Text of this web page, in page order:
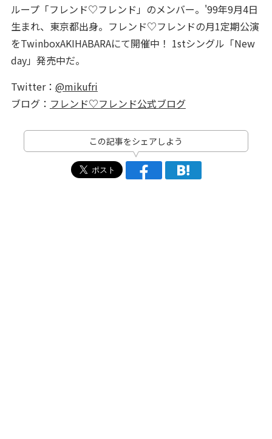
ループ「フレンド♡フレンド」のメンバー。'99年9月4日
生まれ、東京都出身。フレンド♡フレンドの月1定期公演
をTwinboxAKIHABARAにて開催中！ 1stシングル「New
day」発売中だ。
Twitter： @mikufri
ブログ： フレンド♡フレンド公式ブログ
この記事をシェアしよう